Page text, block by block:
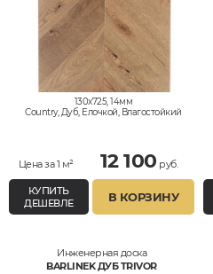
130x725, 14мм
Country, Дуб, Елочкой, Влагостойкий
Цена за 1 м² 12 100 руб.
КУПИТЬ
ДЕШЕВЛЕ
В КОРЗИНУ
Инженерная доска
BARLINEK ДУБ TRIVOR